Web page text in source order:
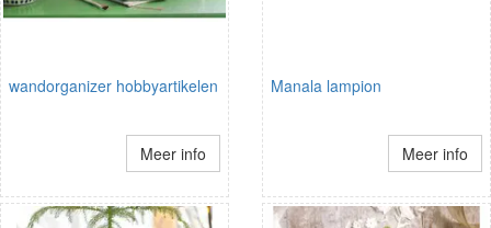
wandorganizer hobbyartikelen
Meer info
Manala lampion
Meer info